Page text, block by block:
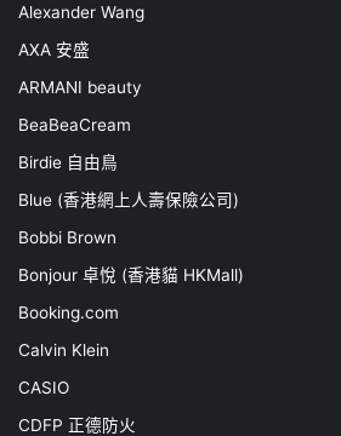
Alexander Wang
AXA 安盛
ARMANI beauty
BeaBeaCream
Birdie 自由鳥
Blue (香港網上人壽保險公司)
Bobbi Brown
Bonjour 卓悅 (香港貓 HKMall)
Booking.com
Calvin Klein
CASIO
CDFP 正德防火